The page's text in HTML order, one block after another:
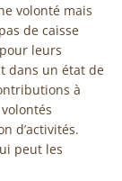
volonté mais
de caisse
leurs
dans un état de
à
d’activités.
peut les